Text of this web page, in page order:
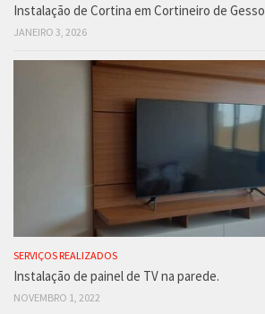
Instalação de Cortina em Cortineiro de Gesso
JANEIRO 3, 2026
SERVIÇOS REALIZADOS
Instalação de painel de TV na parede.
NOVEMBRO 1, 2022